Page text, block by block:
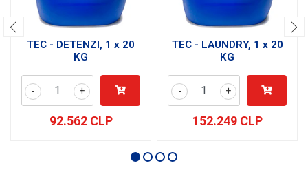
TEC - DETENZI, 1 x 20
KG
+
-
92.562 CLP
TEC - LAUNDRY, 1 x 20
KG
+
-
152.249 CLP